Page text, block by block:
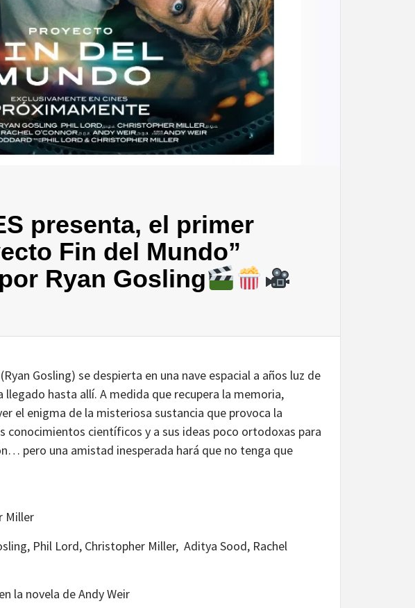
presenta, el primer
Fin del Mundo”
Ryan Gosling
Gosling) se despierta en una nave espacial a años luz de
llegado hasta allí. A medida que recupera la memoria,
el enigma de la misteriosa sustancia que provoca la
conocimientos científicos y a sus ideas poco ortodoxas para
pero una amistad inesperada hará que no tenga que
Miller
Phil Lord, Christopher Miller, Aditya Sood, Rachel
la novela de Andy Weir